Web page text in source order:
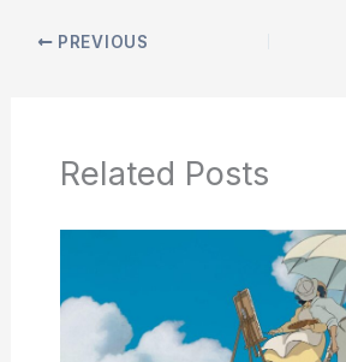
PREVIOUS
Related Posts